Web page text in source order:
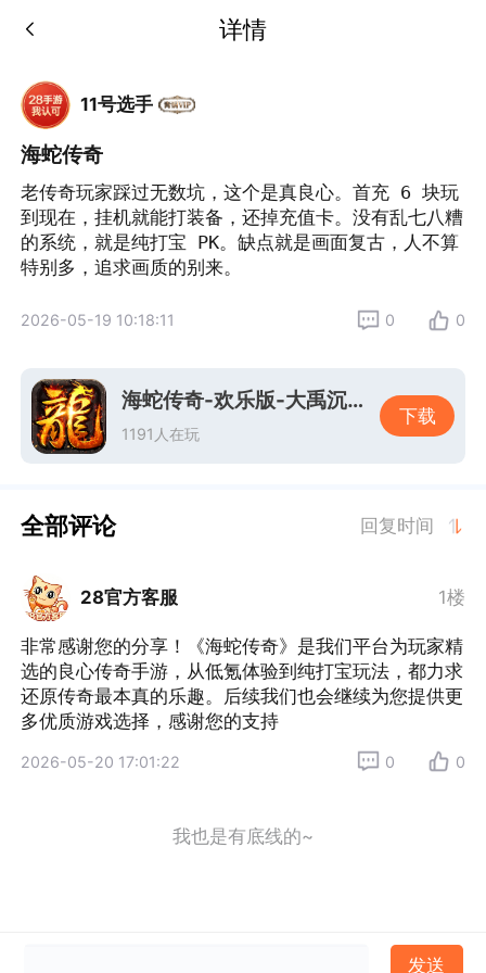
详情
11号选手
海蛇传奇
老传奇玩家踩过无数坑，这个是真良心。首充 6 块玩
到现在，挂机就能打装备，还掉充值卡。没有乱七八糟
的系统，就是纯打宝 PK。缺点就是画面复古，人不算
特别多，追求画质的别来。
2026-05-19 10:18:11 0 0
海蛇传奇-欢乐版-大禹沉默微变
1191人在玩
下载
全部评论 回复时间
28官方客服 1楼
非常感谢您的分享！《海蛇传奇》是我们平台为玩家精
选的良心传奇手游，从低氪体验到纯打宝玩法，都力求
还原传奇最本真的乐趣。后续我们也会继续为您提供更
多优质游戏选择，感谢您的支持
2026-05-20 17:01:22 0 0
我也是有底线的~
发送